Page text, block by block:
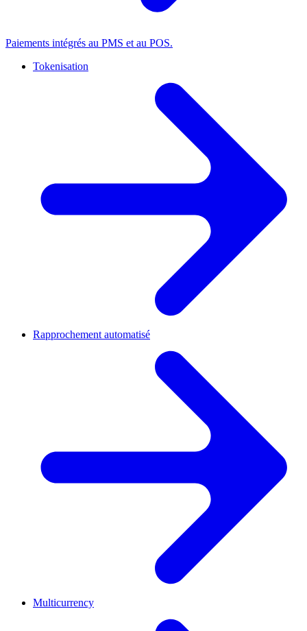
Paiements intégrés au PMS et au POS.
Tokenisation
Rapprochement automatisé
Multicurrency